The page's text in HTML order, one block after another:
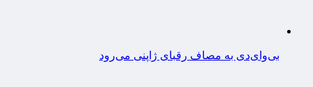
بی‌وای‌دی به مصاف رقبای ژاپنی می‌رود